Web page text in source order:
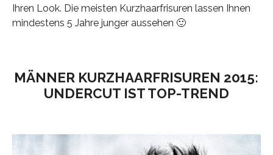
Ihren Look. Die meisten Kurzhaarfrisuren lassen Ihnen
mindestens 5 Jahre junger aussehen 🙂
MÄNNER KURZHAARFRISUREN 2015:
UNDERCUT IST TOP-TREND